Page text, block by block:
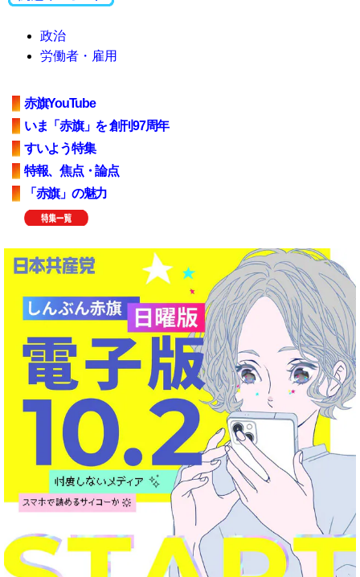
政治
労働者・雇用
赤旗YouTube
いま「赤旗」を 創刊97周年
すいよう特集
特報、焦点・論点
「赤旗」の魅力